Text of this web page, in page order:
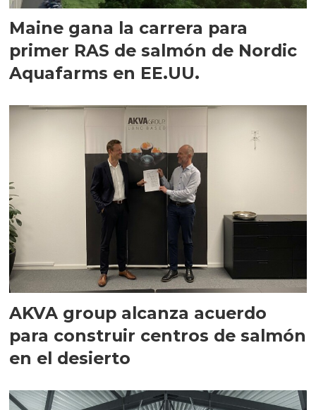
Maine gana la carrera para
primer RAS de salmón de Nordic
Aquafarms en EE.UU.
AKVA group alcanza acuerdo
para construir centros de salmón
en el desierto